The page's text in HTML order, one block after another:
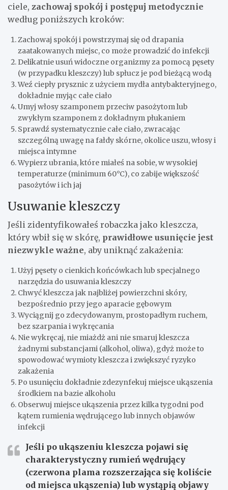
ciele, zachowaj spokój i postępuj metodycznie
według poniższych kroków:
Zachowaj spokój i powstrzymaj się od drapania
zaatakowanych miejsc, co może prowadzić do infekcji
Delikatnie usuń widoczne organizmy za pomocą pęsety
(w przypadku kleszczy) lub spłucz je pod bieżącą wodą
Weź ciepły prysznic z użyciem mydła antybakteryjnego,
dokładnie myjąc całe ciało
Umyj włosy szamponem przeciw pasożytom lub
zwykłym szamponem z dokładnym płukaniem
Sprawdź systematycznie całe ciało, zwracając
szczególną uwagę na fałdy skórne, okolice uszu, włosy i
miejsca intymne
Wypierz ubrania, które miałeś na sobie, w wysokiej
temperaturze (minimum 60°C), co zabije większość
pasożytów i ich jaj
Usuwanie kleszczy
Jeśli zidentyfikowałeś robaczka jako kleszcza,
który wbił się w skórę, prawidłowe usunięcie jest
niezwykle ważne, aby uniknąć zakażenia:
Użyj pęsety o cienkich końcówkach lub specjalnego
narzędzia do usuwania kleszczy
Chwyć kleszcza jak najbliżej powierzchni skóry,
bezpośrednio przy jego aparacie gębowym
Wyciągnij go zdecydowanym, prostopadłym ruchem,
bez szarpania i wykręcania
Nie wykręcaj, nie miażdż ani nie smaruj kleszcza
żadnymi substancjami (alkohol, oliwa), gdyż może to
spowodować wymioty kleszcza i zwiększyć ryzyko
zakażenia
Po usunięciu dokładnie zdezynfekuj miejsce ukąszenia
środkiem na bazie alkoholu
Obserwuj miejsce ukąszenia przez kilka tygodni pod
kątem rumienia wędrującego lub innych objawów
infekcji
Jeśli po ukąszeniu kleszcza pojawi się
charakterystyczny rumień wędrujący
(czerwona plama rozszerzająca się koliście
od miejsca ukąszenia) lub wystąpią objawy